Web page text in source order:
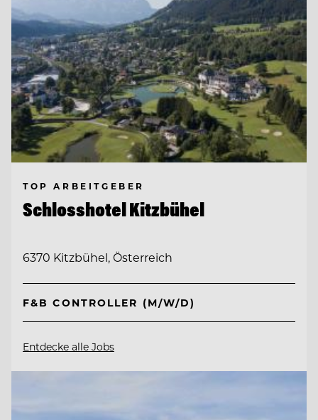
TOP ARBEITGEBER
Schlosshotel Kitzbühel
6370 Kitzbühel, Österreich
F&B CONTROLLER (M/W/D)
Entdecke alle Jobs